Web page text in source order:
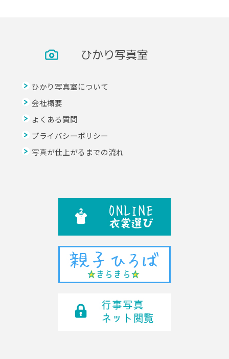
ひかり写真室
ひかり写真室について
会社概要
よくある質問
プライバシーポリシー
写真が仕上がるまでの流れ